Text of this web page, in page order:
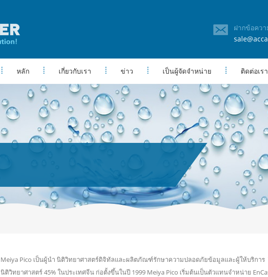
ฝากข้อควา
หลัก เกี่ยวกับเรา ข่าว เป็นผู้จัดจำหน่าย ติดต่อเรา
Meiya Pico เป็นผู้นำ นิติวิทยาศาสตร์ดิจิทัลและผลิตภัณฑ์รักษาความปลอดภัยข้อมูลและผู้ให้บริการ
นิติวิทยาศาสตร์ 45% ในประเทศจีน ก่อตั้งขึ้นในปี 1999 Meiya Pico เริ่มต้นเป็นตัวแทนจำหน่าย